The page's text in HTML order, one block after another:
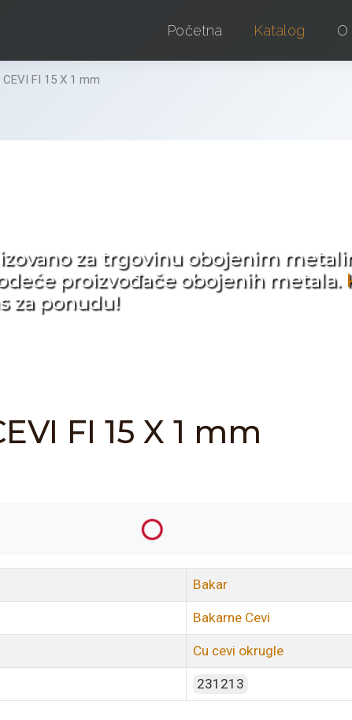
Početna Katalog O
CEVI FI 15 X 1 mm
za trgovinu obojenim
proizvođače obojenih metala.
za ponudu!
FI 15 X 1 mm
Bakar
Bakarne Cevi
Cu cevi okrugle
231213